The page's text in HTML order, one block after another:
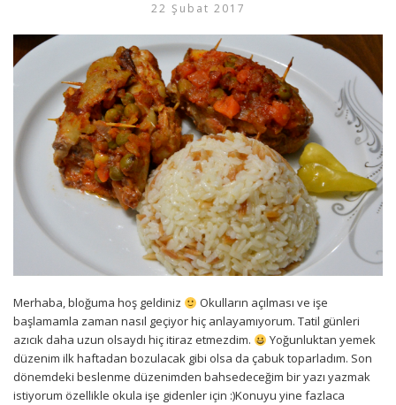
22 Şubat 2017
Merhaba, bloğuma hoş geldiniz
Okulların açılması ve işe
başlamamla zaman nasıl geçiyor hiç anlayamıyorum. Tatil günleri
azıcık daha uzun olsaydı hiç itiraz etmezdim.
Yoğunluktan yemek
düzenim ilk haftadan bozulacak gibi olsa da çabuk toparladım. Son
dönemdeki beslenme düzenimden bahsedeceğim bir yazı yazmak
istiyorum özellikle okula işe gidenler için :)Konuyu yine fazlaca